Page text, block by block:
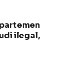
ilegal,